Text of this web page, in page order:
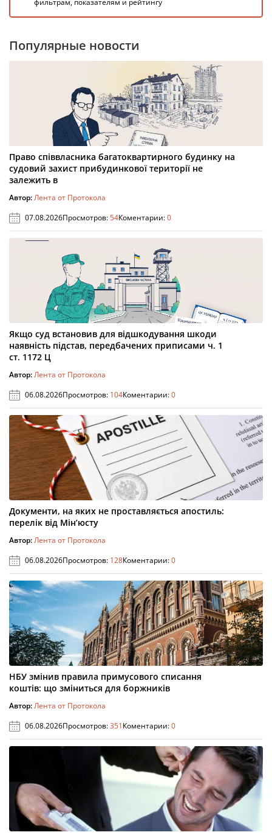
фильтрам, показателям и рейтингу
Популярные новости
Право співвласника багатоквартирного будинку на
судовий захист прибудинкової території не
залежить в
Автор:Лента от Протокола
07.08.2026Просмотров:54Коментарии:0
Якщо суд встановив для відшкодування шкоди
наявність підстав, передбачених приписами ч. 1
ст. 1172 Ц
Автор:Лента от Протокола
06.08.2026Просмотров: 104Коментарии:0
Документи, на яких не проставляється апостиль:
перелік від Мін’юсту
Автор:Лента от Протокола
06.08.2026Просмотров: 128Коментарии:0
НБУ змінив правила примусового списання
коштів: що зміниться для боржників
Автор:Лента от Протокола
06.08.2026Просмотров:351Коментарии:0